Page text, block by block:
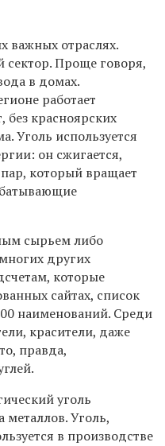
важных отраслях.
Проще говоря,
в домах.
работает
без красноярских
Уголь используется
он сжигается,
пар, который вращает
сырьем либо
других
которые
сайтах, список
наименований. Среди
красители, даже
правда,
уголь
Уголь,
в производстве